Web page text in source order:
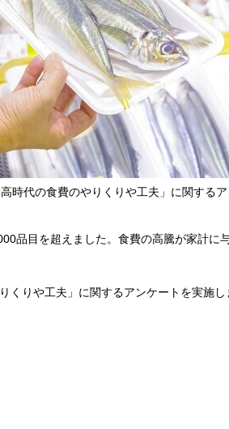
時代の食費のやりくりや工夫」に関する
品目を超えました。食費の高騰が家計
りや工夫」に関するアンケートを実施